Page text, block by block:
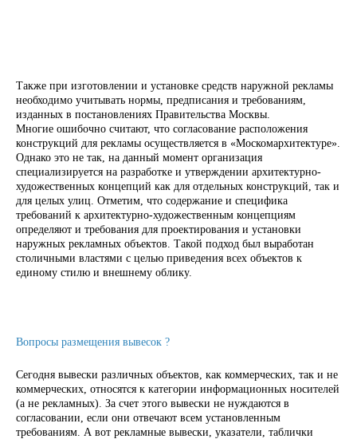
Также при изготовлении и установке средств наружной рекламы
необходимо учитывать нормы, предписания и требованиям,
изданных в постановлениях Правительства Москвы.
Многие ошибочно считают, что согласование расположения
конструкций для рекламы осуществляется в «Москомархитектуре».
Однако это не так, на данный момент организация
специализируется на разработке и утверждении архитектурно-
художественных концепций как для отдельных конструкций, так и
для целых улиц. Отметим, что содержание и специфика
требований к архитектурно-художественным концепциям
определяют и требования для проектирования и установки
наружных рекламных объектов. Такой подход был выработан
столичными властями с целью приведения всех объектов к
единому стилю и внешнему облику.
Вопросы размещения вывесок ?
Сегодня вывески различных объектов, как коммерческих, так и не
коммерческих, относятся к категории информационных носителей
(а не рекламных). За счет этого вывески не нуждаются в
согласовании, если они отвечают всем установленным
требованиям. А вот рекламные вывески, указатели, таблички